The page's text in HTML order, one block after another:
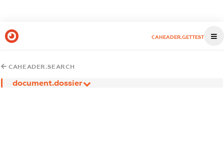
CAHEADER.GETTEST
CAHEADER.SEARCH
document.dossier